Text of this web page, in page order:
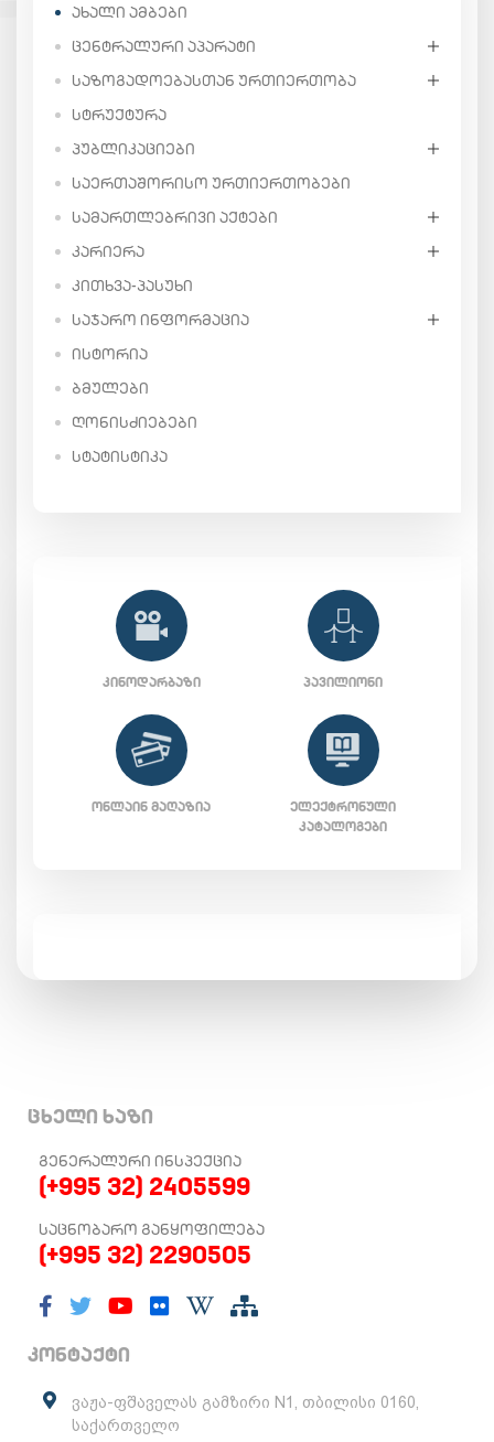
ᲐᲮᲐᲚᲘ ᲐᲛᲑᲔᲑᲘ
ᲪᲔᲜᲢᲠᲐᲚᲣᲠᲘ ᲐᲞᲐᲠᲐᲢᲘ
ᲡᲐᲖᲝᲒᲐᲓᲝᲔᲑᲐᲡᲗᲐᲜ ᲣᲠᲗᲘᲔᲠᲗᲝᲑᲐ
ᲡᲢᲠᲣᲥᲢᲣᲠᲐ
ᲞᲣᲑᲚᲘᲙᲐᲪᲘᲔᲑᲘ
ᲡᲐᲔᲠᲗᲐᲨᲝᲠᲘᲡᲝ ᲣᲠᲗᲘᲔᲠᲗᲝᲑᲔᲑᲘ
ᲡᲐᲛᲐᲠᲗᲚᲔᲑᲠᲘᲕᲘ ᲐᲥᲢᲔᲑᲘ
ᲙᲐᲠᲘᲔᲠᲐ
ᲙᲘᲗᲮᲕᲐ-ᲞᲐᲡᲣᲮᲘ
ᲡᲐᲯᲐᲠᲝ ᲘᲜᲤᲝᲠᲛᲐᲪᲘᲐ
ᲘᲡᲢᲝᲠᲘᲐ
ᲑᲛᲣᲚᲔᲑᲘ
ᲦᲝᲜᲘᲡᲫᲘᲔᲑᲔᲑᲘ
ᲡᲢᲐᲢᲘᲡᲢᲘᲙᲐ
ᲙᲘᲜᲝᲓᲐᲠᲑᲐᲖᲘ ᲞᲐᲕᲘᲚᲘᲝᲜᲘ
ᲝᲜᲚᲐᲘᲜ ᲛᲐᲦᲐᲖᲘᲐ
ᲔᲚᲔᲥᲢᲠᲝᲜᲣᲚᲘ
ᲙᲐᲢᲐᲚᲝᲒᲔᲑᲘ
ცხელი ხაზი
ᲒᲔᲜᲔᲠᲐᲚᲣᲠᲘ ᲘᲜᲡᲞᲔᲥᲪᲘᲐ
(+995 32) 2405599
ᲡᲐᲪᲜᲝᲑᲐᲠᲝ ᲒᲐᲜᲧᲝᲤᲘᲚᲔᲑᲐ
(+995 32) 2290505
კონტაქტი
ვაჟა-ფშაველას გამზირი N1, თბილისი 0160,
საქართველო